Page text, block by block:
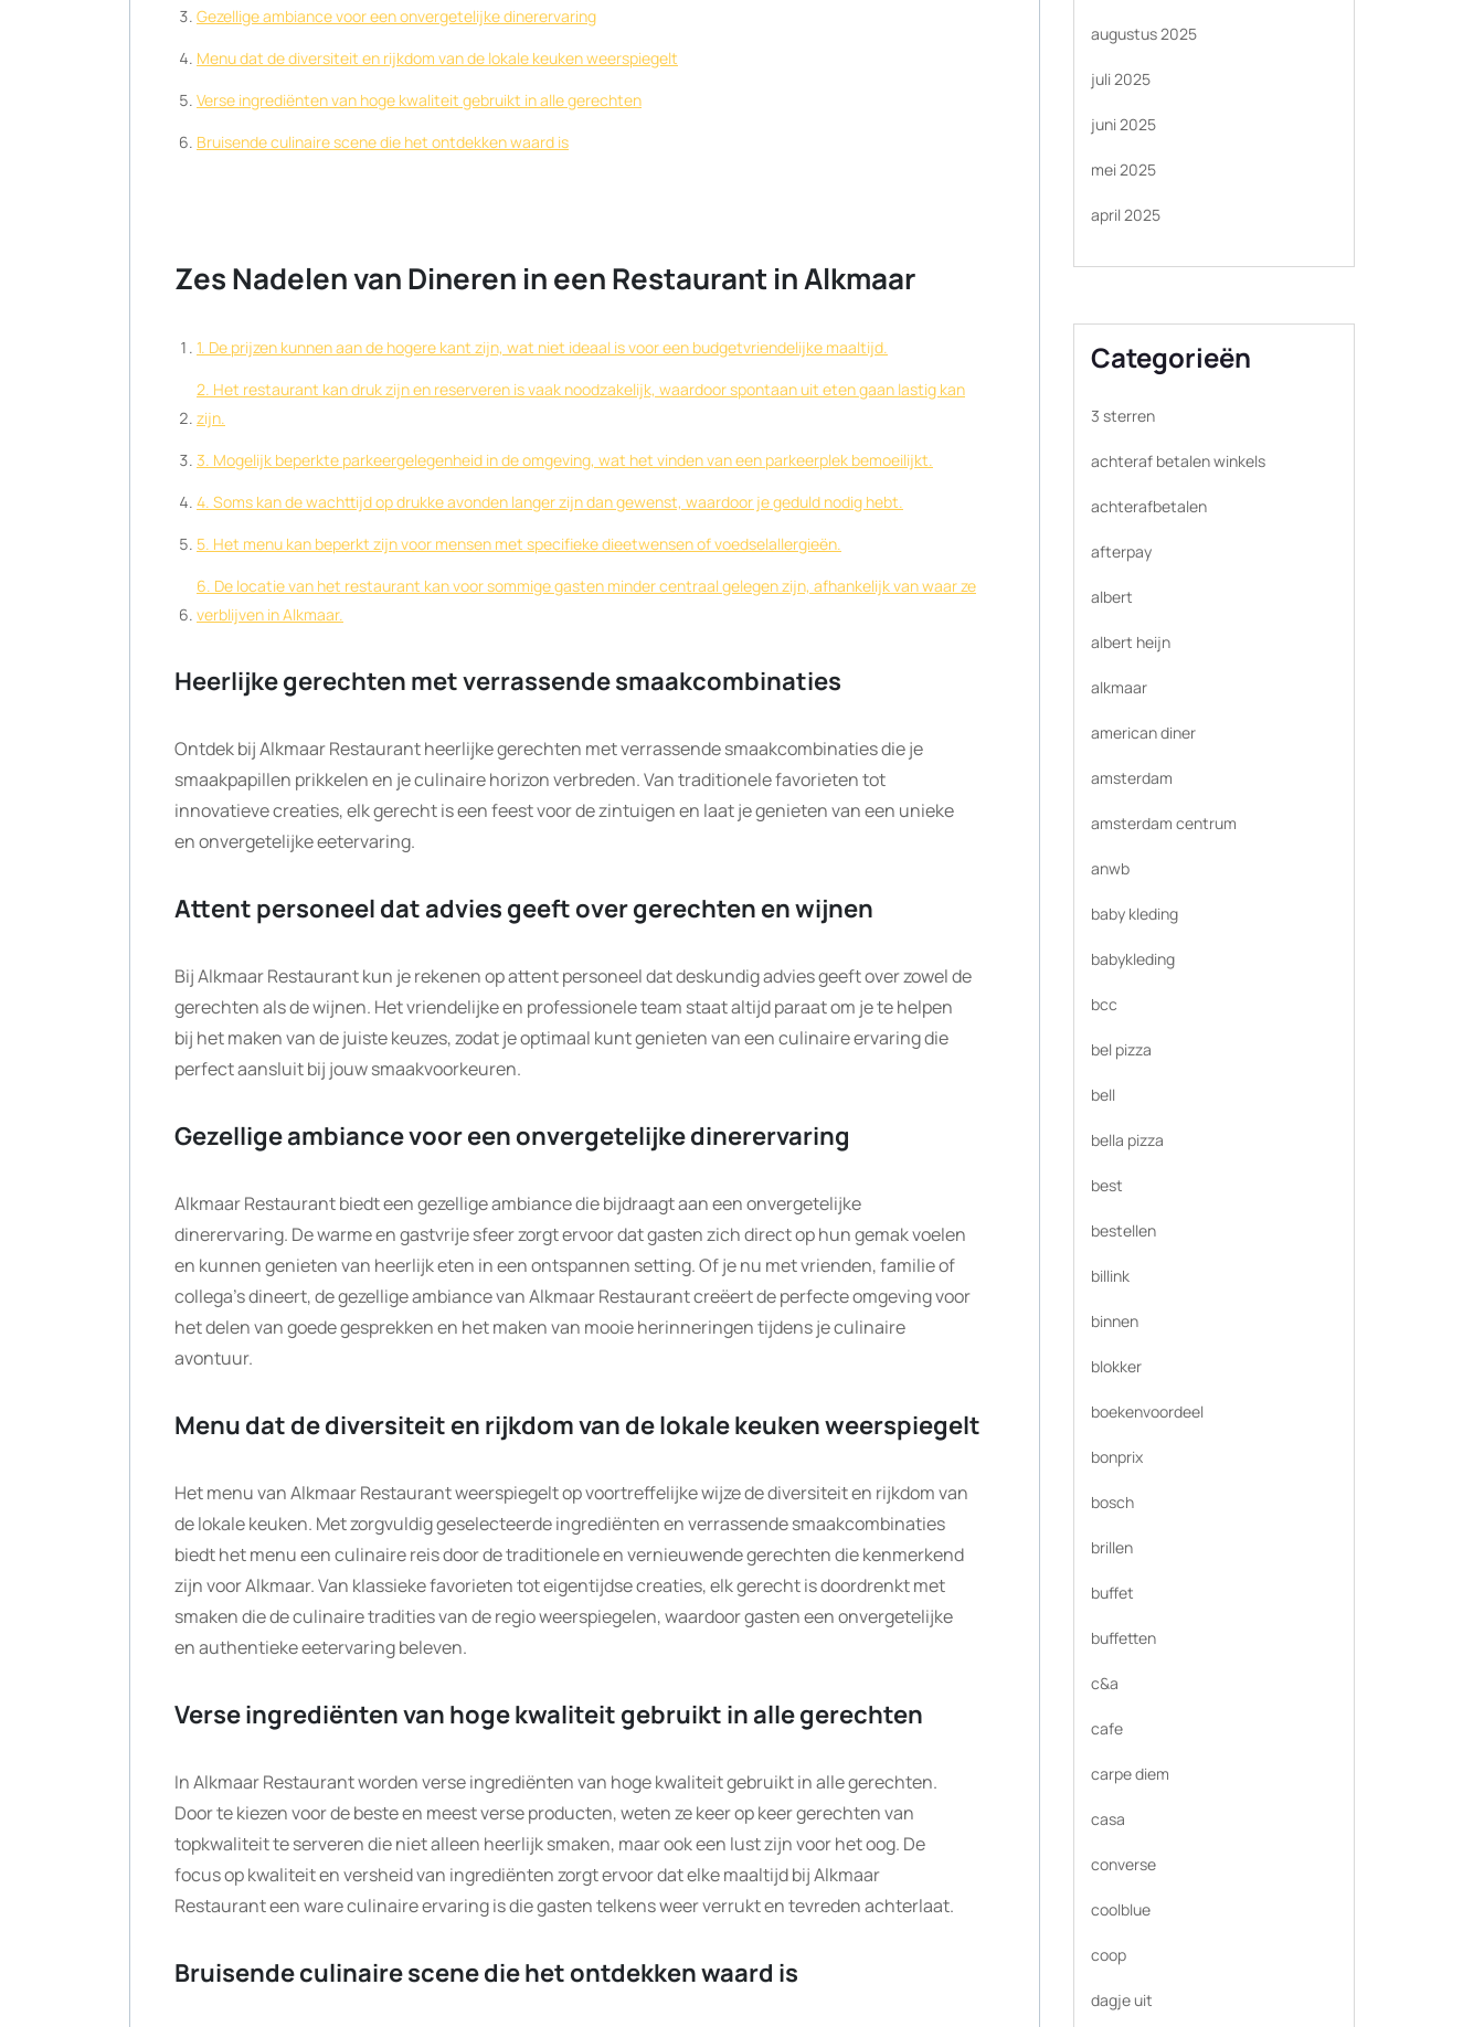
Gezellige ambiance voor een onvergetelijke dinerervaring
Menu dat de diversiteit en rijkdom van de lokale keuken weerspiegelt
Verse ingrediënten van hoge kwaliteit gebruikt in alle gerechten
Bruisende culinaire scene die het ontdekken waard is
Zes Nadelen van Dineren in een Restaurant in Alkmaar
1. De prijzen kunnen aan de hogere kant zijn, wat niet ideaal is voor een budgetvriendelijke maaltijd.
2. Het restaurant kan druk zijn en reserveren is vaak noodzakelijk, waardoor spontaan uit eten gaan lastig kan
zijn.
3. Mogelijk beperkte parkeergelegenheid in de omgeving, wat het vinden van een parkeerplek bemoeilijkt.
4. Soms kan de wachttijd op drukke avonden langer zijn dan gewenst, waardoor je geduld nodig hebt.
5. Het menu kan beperkt zijn voor mensen met specifieke dieetwensen of voedselallergieën.
6. De locatie van het restaurant kan voor sommige gasten minder centraal gelegen zijn, afhankelijk van waar ze
verblijven in Alkmaar.
Heerlijke gerechten met verrassende smaakcombinaties
Ontdek bij Alkmaar Restaurant heerlijke gerechten met verrassende smaakcombinaties die je
smaakpapillen prikkelen en je culinaire horizon verbreden. Van traditionele favorieten tot
innovatieve creaties, elk gerecht is een feest voor de zintuigen en laat je genieten van een unieke
en onvergetelijke eetervaring.
Attent personeel dat advies geeft over gerechten en wijnen
Bij Alkmaar Restaurant kun je rekenen op attent personeel dat deskundig advies geeft over zowel de
gerechten als de wijnen. Het vriendelijke en professionele team staat altijd paraat om je te helpen
bij het maken van de juiste keuzes, zodat je optimaal kunt genieten van een culinaire ervaring die
perfect aansluit bij jouw smaakvoorkeuren.
Gezellige ambiance voor een onvergetelijke dinerervaring
Alkmaar Restaurant biedt een gezellige ambiance die bijdraagt aan een onvergetelijke
dinerervaring. De warme en gastvrije sfeer zorgt ervoor dat gasten zich direct op hun gemak voelen
en kunnen genieten van heerlijk eten in een ontspannen setting. Of je nu met vrienden, familie of
collega’s dineert, de gezellige ambiance van Alkmaar Restaurant creëert de perfecte omgeving voor
het delen van goede gesprekken en het maken van mooie herinneringen tijdens je culinaire
avontuur.
Menu dat de diversiteit en rijkdom van de lokale keuken weerspiegelt
Het menu van Alkmaar Restaurant weerspiegelt op voortreffelijke wijze de diversiteit en rijkdom van
de lokale keuken. Met zorgvuldig geselecteerde ingrediënten en verrassende smaakcombinaties
biedt het menu een culinaire reis door de traditionele en vernieuwende gerechten die kenmerkend
zijn voor Alkmaar. Van klassieke favorieten tot eigentijdse creaties, elk gerecht is doordrenkt met
smaken die de culinaire tradities van de regio weerspiegelen, waardoor gasten een onvergetelijke
en authentieke eetervaring beleven.
Verse ingrediënten van hoge kwaliteit gebruikt in alle gerechten
In Alkmaar Restaurant worden verse ingrediënten van hoge kwaliteit gebruikt in alle gerechten.
Door te kiezen voor de beste en meest verse producten, weten ze keer op keer gerechten van
topkwaliteit te serveren die niet alleen heerlijk smaken, maar ook een lust zijn voor het oog. De
focus op kwaliteit en versheid van ingrediënten zorgt ervoor dat elke maaltijd bij Alkmaar
Restaurant een ware culinaire ervaring is die gasten telkens weer verrukt en tevreden achterlaat.
Bruisende culinaire scene die het ontdekken waard is
augustus 2025
juli 2025
juni 2025
mei 2025
april 2025
Categorieën
3 sterren
achteraf betalen winkels
achterafbetalen
afterpay
albert
albert heijn
alkmaar
american diner
amsterdam
amsterdam centrum
anwb
baby kleding
babykleding
bcc
bel pizza
bell
bella pizza
best
bestellen
billink
binnen
blokker
boekenvoordeel
bonprix
bosch
brillen
buffet
buffetten
c&a
cafe
carpe diem
casa
converse
coolblue
coop
dagje uit